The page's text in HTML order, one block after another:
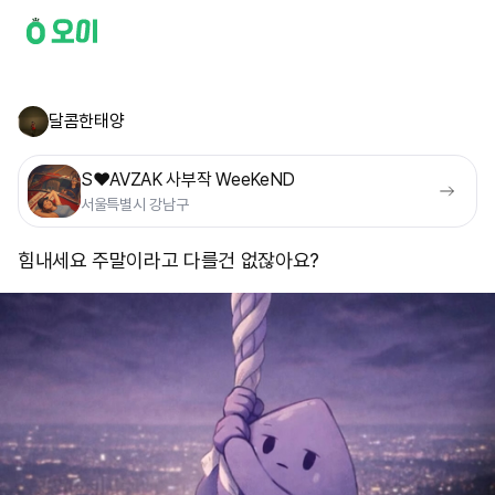
달콤한태양
S❤️AVZAK 사부작 WeeKeND
서울특별시 강남구
힘내세요 주말이라고 다를건 없잖아요?